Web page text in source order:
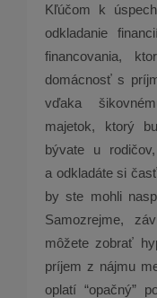
Kľúčom k
odkladanie
financovania,
domácnosť s
vďaka
majetok, ktorý
bývate u
a odkladáte si
by ste mohli
Samozrejme,
môžete zobrať
príjem z nájmu
oplatí “opačný”